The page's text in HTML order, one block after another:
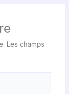
Les champs